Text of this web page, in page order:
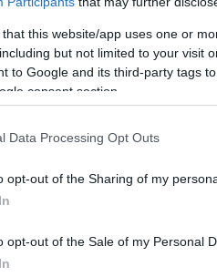
that this website/app uses one or
but not limited to your visit
to Google and its third-party tags
consent section.
Data Processing Opt Outs
opt-out of the Sharing of my
opt-out of the Sale of my Personal